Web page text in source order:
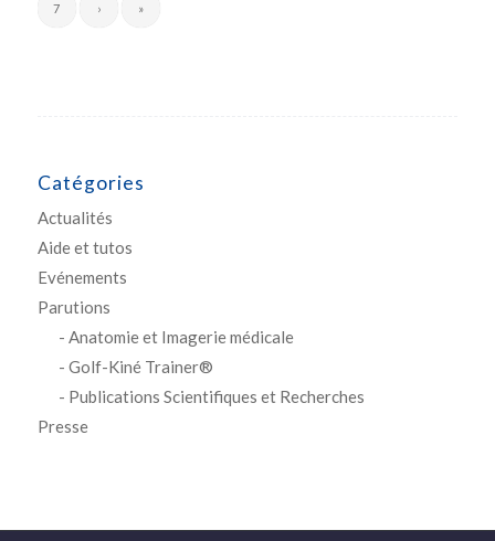
7 › »
Catégories
Actualités
Aide et tutos
Evénements
Parutions
Anatomie et Imagerie médicale
Golf-Kiné Trainer®
Publications Scientifiques et Recherches
Presse